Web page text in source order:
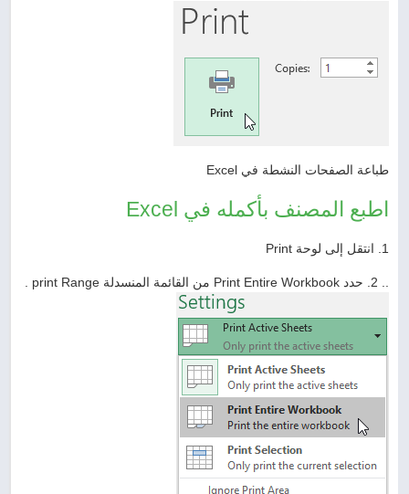
طباعة الصفحات النشطة في Excel
اطبع المصنف بأكمله في Excel
1. انتقل إلى لوحة Print